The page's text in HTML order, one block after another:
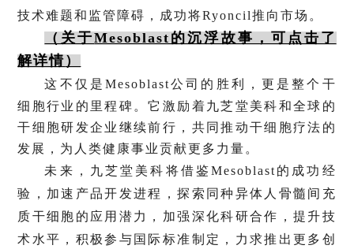
技术难题和监管障碍，成功将Ryoncil推向市场。
（关于Mesoblast的沉浮故事，可点击了
解详情）
这 不仅是Mesoblast公司的胜利，更是整个干
细胞行业的里程碑。它激励着九芝堂美科和全球的
干细胞研发企业继续前行，共同推动干细胞疗法的
发展，为人类健康事业贡献更多力量。
未来，九芝堂美科将借鉴Mesoblast的成功经
验，加速产品开发进程，探索同种异体人 骨髓间充
质干细胞 的应用潜力，加强深化科研合作，提升技
术水平，积极参与国际标准制定，力求推出更多创